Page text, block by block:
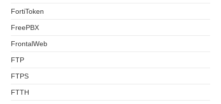
FortiToken
FreePBX
FrontalWeb
FTP
FTPS
FTTH